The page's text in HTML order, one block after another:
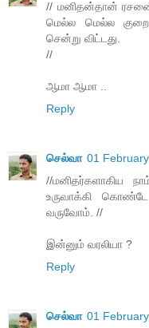
// மனிதன்தான்
மெல்ல மெல்ல
சென்று விட்டது.
//
ஆமா ஆமா ..
Reply
செல்வா 01
//மனிதர்களாகிய
உருவாக்கி
வருவோம். //
இன்னும் வரலியா ?
Reply
செல்வா 01